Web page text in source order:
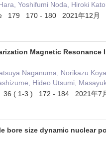
Yoshifumi Noda, Hiroki
179 170 - 180 2021年12月
Magnetic
Naganuma, Norikazu
Hideo Utsumi,
36 ( 1-3 ) 172 - 184 2021年7
bore size dynamic nuclear